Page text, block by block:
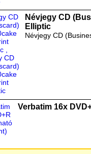
Névjegy CD
Elliptic
Névjegy CD
Verbatim 16x